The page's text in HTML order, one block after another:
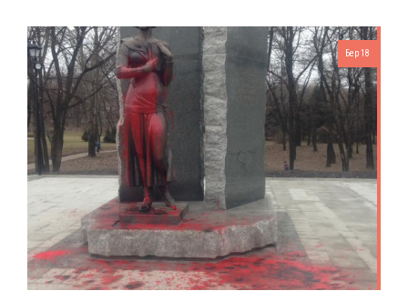
Бер 18